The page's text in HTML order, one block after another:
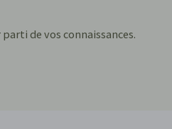
de vos connaissances.